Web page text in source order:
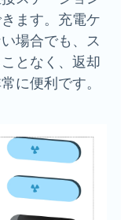
ます。充電ケ
場合でも、ス
となく、返却
に便利です。